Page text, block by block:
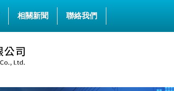
相關新聞 聯絡我們